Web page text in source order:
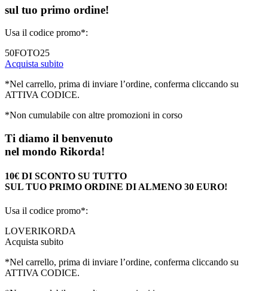
sul tuo primo ordine!
Usa il codice promo*:
50FOTO25
Acquista subito
*Nel carrello, prima di inviare l’ordine, conferma cliccando su
ATTIVA CODICE.
*Non cumulabile con altre promozioni in corso
Ti diamo il benvenuto
nel mondo Rikorda!
10€ DI SCONTO SU TUTTO
SUL TUO PRIMO ORDINE DI ALMENO 30 EURO!
Usa il codice promo*:
LOVERIKORDA
Acquista subito
*Nel carrello, prima di inviare l’ordine, conferma cliccando su
ATTIVA CODICE.